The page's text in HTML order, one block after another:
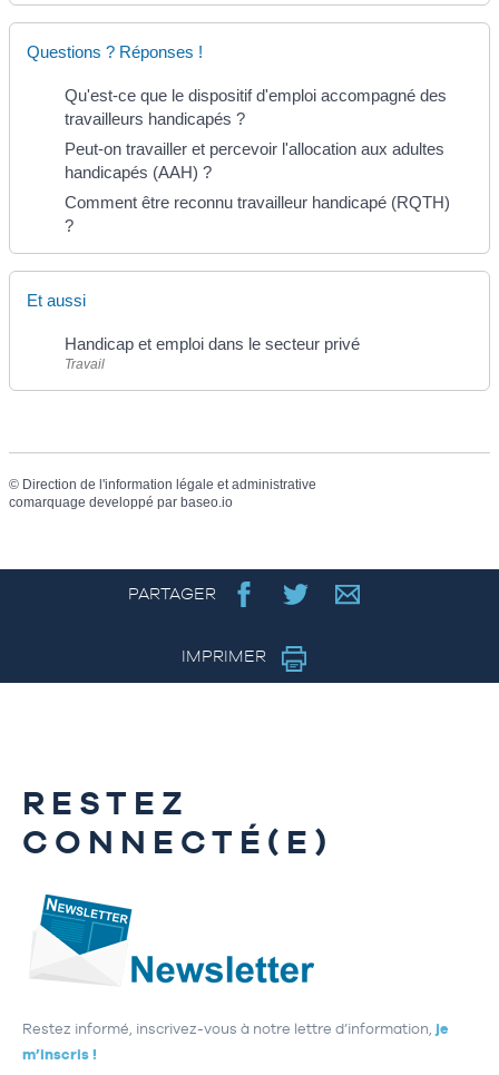
Questions ? Réponses !
Qu'est-ce que le dispositif d'emploi accompagné des
travailleurs handicapés ?
Peut-on travailler et percevoir l'allocation aux adultes
handicapés (AAH) ?
Comment être reconnu travailleur handicapé (RQTH)
?
Et aussi
Handicap et emploi dans le secteur privé
Travail
© Direction de l'information légale et administrative
comarquage developpé par baseo.io
PARTAGER
IMPRIMER
RESTEZ
CONNECTÉ(E)
Restez informé, inscrivez-vous à notre lettre d’information, je
m’inscris !